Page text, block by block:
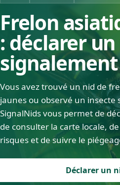
Frelon
: déclarer
signalement
Vous avez trouvé un nid de
jaunes ou observé un insecte
SignalNids vous permet de
de consulter la carte locale,
risques et de suivre le
Déclarer un